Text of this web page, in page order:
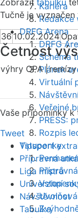
Kariéra
Redakce
DRFG Arena
DRFG
Schéma
Plánek
Virtuální
Veřejné
PRESS:
Rozpis
Vstupenky
Zobrazit tabulku
Tučně je
3610.02.2024
Četnost
výhry OPA |
Vaše připomínky k
Tweet
Tipsport
Přípravná
Liga mistrů
Univerzitní
Návštěvnost
Tabulka